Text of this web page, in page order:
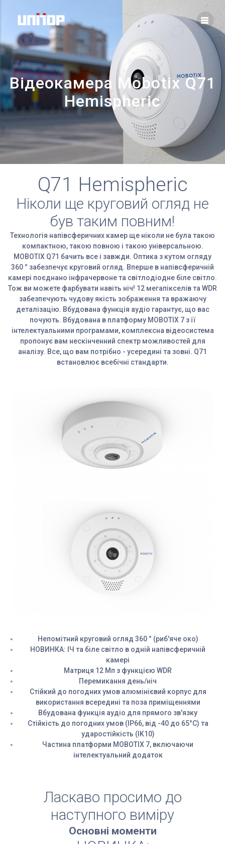
content
Відеокамера Mobotix Q71
Hemispheric
Q71 Hemispheric
Ніколи ще круговий огляд не
був таким повним!
Технологія напівсферичних камер ще ніколи не була такою
компактною, такою повною і такою універсальною.
MOBOTIX Q71 бачить все і завжди. Оптика з кутом огляду
360 ° забезпечує круговий огляд. Вперше в напівсферичній
камері поєднано інфрачервоне та світлодіодне біле світло.
Тож ви можете фарбувати навіть ніч! 12 мегапікселів та WDR
забезпечують чудову якість зображення та вражаючу
деталізацію. Вбудована функція аудіо гарантує, що вас
почують. Вбудована в платформу MOBOTIX 7 з її
інтелектуальними програмами, комплексна відеосистема
пропонує вам нескінченний спектр можливостей для
аналізу. Все, що вам потрібно - усередині та зовні. Q71
встановлює всебічні стандарти.
Непомітний круговий огляд 360 ° (риб'яче око)
НОВИНКА: ІЧ та біле світло в одній напівсферичній
камері
Матриця 12 Мп з функцією WDR
Перемикання день/ніч
Стійкий до погодних умов алюмінієвий корпус для
використання всередині та поза приміщеннями
Вбудована функція аудіо для прямого зв'язку
Стійкість до погодних умов (IP66, від -40 до 65°C) та
ударостійкість (IK10)
Частина платформи MOBOTIX 7, включаючи
інтелектуальний додаток
Ласкаво просимо до
наступного виміру
Основні моменти